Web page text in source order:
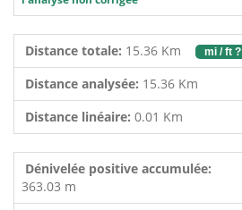
Distance totale: 15.36 Km mi / ft ?
Distance analysée: 15.36 Km
Distance linéaire: 0.01 Km
Dénivelée positive accumulée:
363.03 m